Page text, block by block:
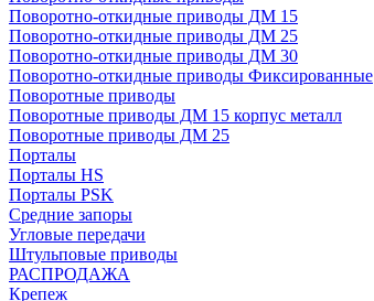
Поворотно-откидные приводы ДМ 15
Поворотно-откидные приводы ДМ 25
Поворотно-откидные приводы ДМ 30
Поворотно-откидные приводы Фиксированные
Поворотные приводы
Поворотные приводы ДМ 15 корпус металл
Поворотные приводы ДМ 25
Порталы
Порталы HS
Порталы PSK
Средние запоры
Угловые передачи
Штульповые приводы
РАСПРОДАЖА
Крепеж